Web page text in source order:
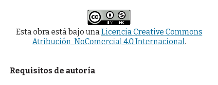
Esta obra está bajo unaLicencia Creative Commons
Atribución-NoComercial 4.0 Internacional.
Requisitos de autoría